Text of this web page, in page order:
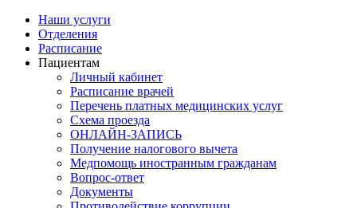
Наши услуги
Отделения
Расписание
Пациентам
Личный кабинет
Расписание врачей
Перечень платных медицинских услуг
Схема проезда
ОНЛАЙН-ЗАПИСЬ
Получение налогового вычета
Медпомощь иностранным гражданам
Вопрос-ответ
Документы